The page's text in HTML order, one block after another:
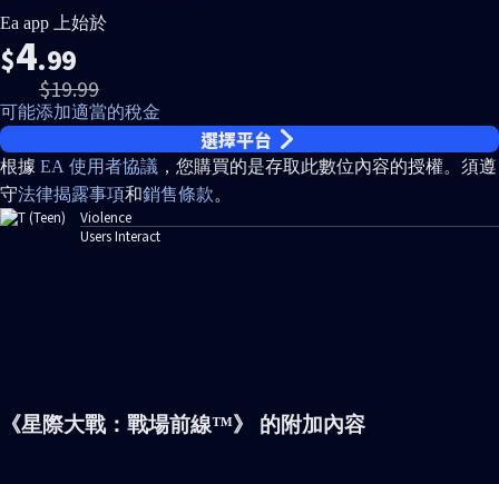
Ea app 上始於
$4.99
$19.99
可能添加適當的稅金
選擇平台
根據 EA 使用者協議 ，您購買的是存取此數位內容的授權。須遵
守法律揭露事項和銷售條款。
Violence
Users Interact
《星際大戰：戰場前線™》 的附加內容